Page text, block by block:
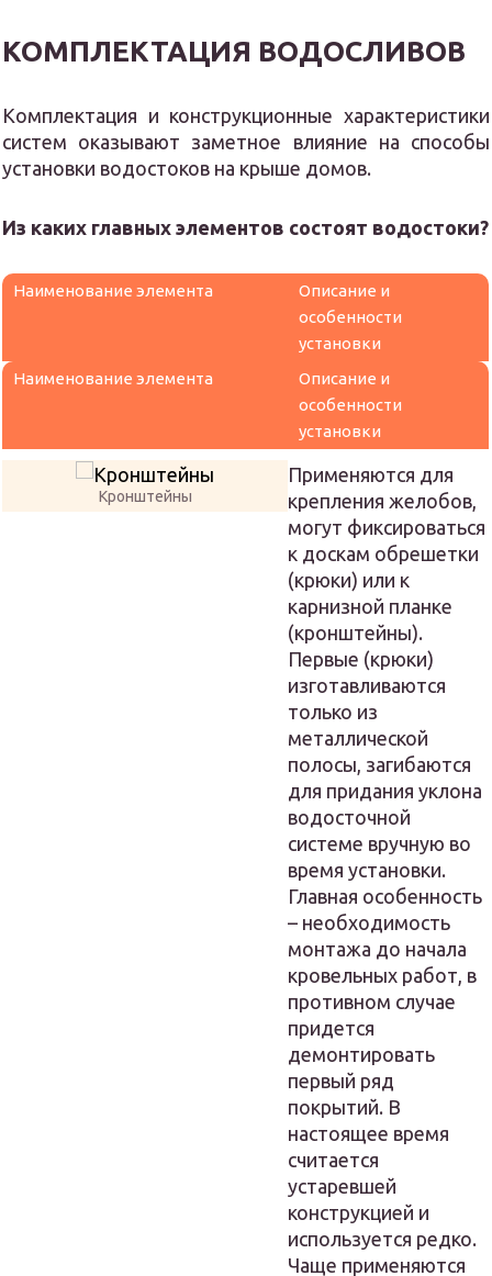
КОМПЛЕКТАЦИЯ ВОДОСЛИВОВ
Комплектация и конструкционные характеристики
систем оказывают заметное влияние на способы
установки водостоков на крыше домов.
Из каких главных элементов состоят водостоки?
Наименование элемента
Описание и
особенности
установки
Наименование элемента
Описание и
особенности
установки
Кронштейны
Применяются для
крепления желобов,
могут фиксироваться
к доскам обрешетки
(крюки) или к
карнизной планке
(кронштейны).
Первые (крюки)
изготавливаются
только из
металлической
полосы, загибаются
для придания уклона
водосточной
системе вручную во
время установки.
Главная особенность
– необходимость
монтажа до начала
кровельных работ, в
противном случае
придется
демонтировать
первый ряд
покрытий. В
настоящее время
считается
устаревшей
конструкцией и
используется редко.
Чаще применяются